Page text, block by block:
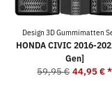
Design 3D Gummimatten
HONDA CIVIC 2016-
Gen]
59,95 € 44,95 €*